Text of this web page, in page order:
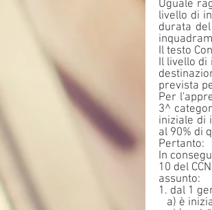
Uguale
livello di
durata
Il testo
Il livello di
prevista
Per
3^
iniziale di
al 90% di
Pertanto:
In
10 del
assunto:
1. dal 1
a) è